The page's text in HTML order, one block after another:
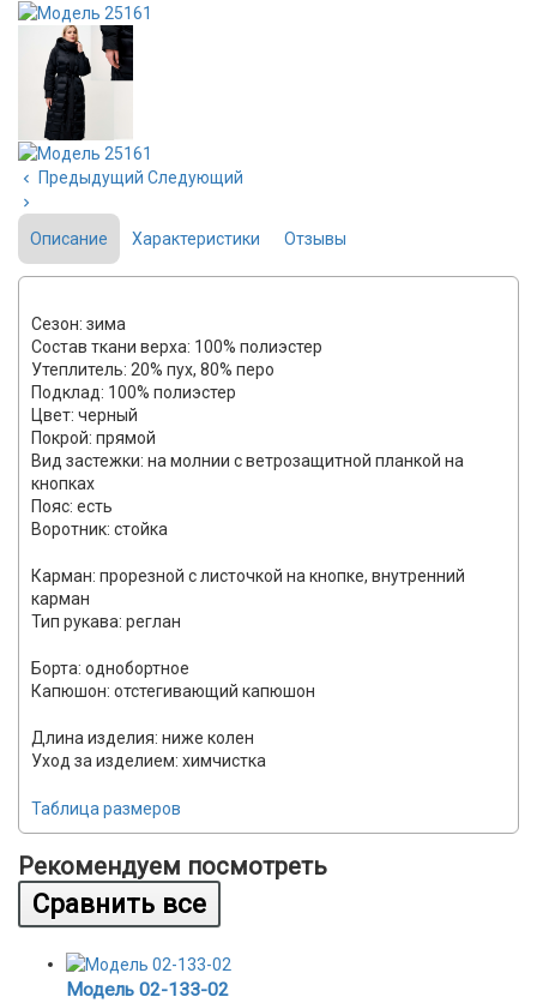
Предыдущий Следующий
Описание Характеристики Отзывы
Сезон: зима
Состав ткани верха: 100% полиэстер
Утеплитель: 20% пух, 80% перо
Подклад: 100% полиэстер
Цвет: черный
Покрой: прямой
Вид застежки: на молнии с ветрозащитной планкой на
кнопках
Пояс: есть
Воротник: стойка
Карман: прорезной с листочкой на кнопке, внутренний
карман
Тип рукава: реглан
Борта: однобортное
Капюшон: отстегивающий капюшон
Длина изделия: ниже колен
Уход за изделием: химчистка
Таблица размеров
Рекомендуем посмотреть
Модель 02-133-02